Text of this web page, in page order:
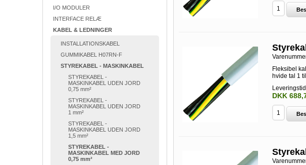
I/O MODULER
INTERFACE RELÆ
KABEL & LEDNINGER
INSTALLATIONSKABEL
GUMMIKABEL H07RN-F
STYREKABEL - MASKINKABEL
STYREKABEL -
MASKINKABEL UDEN JORD
0,75 mm²
STYREKABEL -
MASKINKABEL UDEN JORD
1 mm²
STYREKABEL -
MASKINKABEL UDEN JORD
1,5 mm²
STYREKABEL -
MASKINKABEL MED JORD
0,75 mm²
Fleksibel
hvide tal 1
DKK